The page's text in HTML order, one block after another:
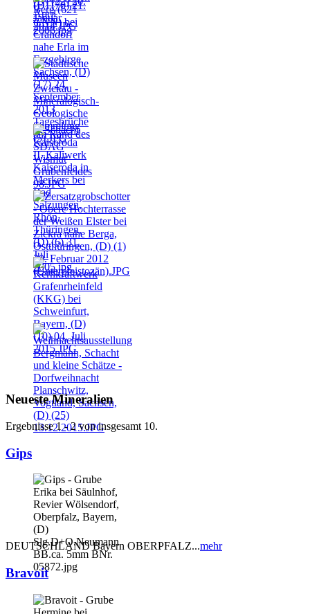
Neueste Mineralien
Ergebnisse 1 - 2 von insgesamt 10.
Gips
DEUTSCHLAND Bayern OBERPFALZ...mehr
Bravoit